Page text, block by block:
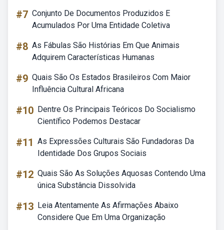
#7 Conjunto De Documentos Produzidos E
Acumulados Por Uma Entidade Coletiva
#8 As Fábulas São Histórias Em Que Animais
Adquirem Características Humanas
#9 Quais São Os Estados Brasileiros Com Maior
Influência Cultural Africana
#10 Dentre Os Principais Teóricos Do Socialismo
Científico Podemos Destacar
#11 As Expressões Culturais São Fundadoras Da
Identidade Dos Grupos Sociais
#12 Quais São As Soluções Aquosas Contendo Uma
única Substância Dissolvida
#13 Leia Atentamente As Afirmações Abaixo
Considere Que Em Uma Organização